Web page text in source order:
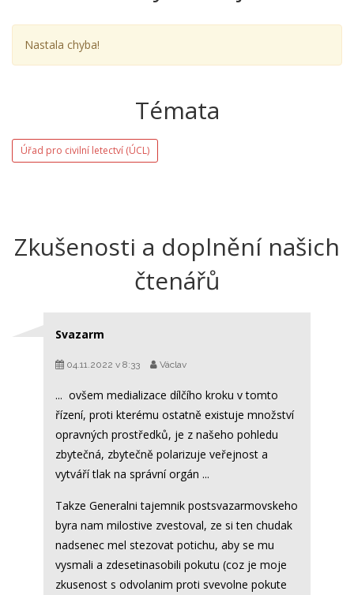
Nastala chyba!
Témata
Úřad pro civilní letectví (ÚCL)
Zkušenosti a doplnění našich
čtenářů
Svazarm
04.11.2022 v 8:33 Václav
... ovšem medializace dílčího kroku v tomto
řízení, proti kterému ostatně existuje množství
opravných prostředků, je z našeho pohledu
zbytečná, zbytečně polarizuje veřejnost a
vytváří tlak na správní orgán ...
Takze Generalni tajemnik postsvazarmovskeho
byra nam milostive zvestoval, ze si ten chudak
nadsenec mel stezovat potichu, aby se mu
vysmali a zdesetinasobili pokutu (coz je moje
zkusenost s odvolanim proti svevolne pokute